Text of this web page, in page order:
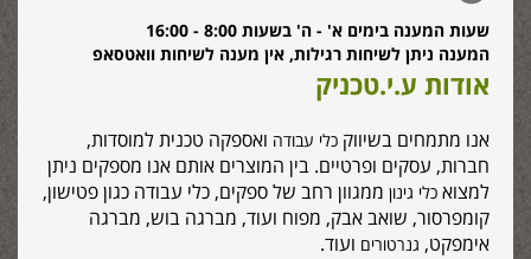
שעות המענה בימים א' - ה' בשעות 8:00 - 16:00
המענה ניתן לשיחות רגילות, אין מענה לשיחות וואטסאפ
אודות ע.י.טכניק
אנו מתמחים בשיווק כלי עבודה ואספקה טכנית למוסדות,
חברות, עסקים ופרטיים. בין המוצרים אותם אנו מספקים ניתן
למצוא כלי גינון ממגוון רחב של ספקים, כלי עבודה כגון פטישון,
קומפרסור, שואב אבק, מפוח ועוד, מברגה בוש, מברגה
אימפקט, גנרטורים ועוד.